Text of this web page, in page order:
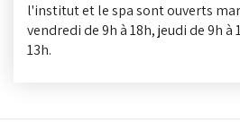
l'institut et le spa sont ouverts
vendredi de 9h à 18h, jeudi de 9h à
13h.